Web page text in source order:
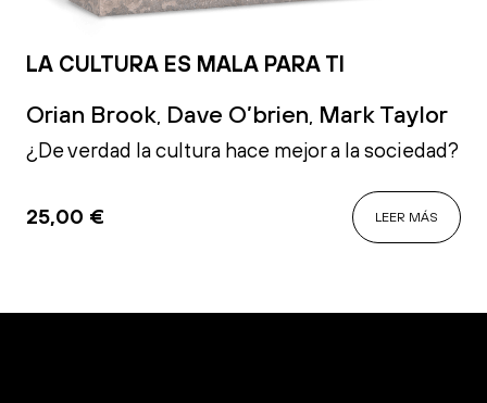
LA CULTURA ES MALA PARA TI
Orian Brook Dave O’brien Mark Taylor
¿De verdad la cultura hace mejor a la sociedad?
25,00 € LEER MÁS